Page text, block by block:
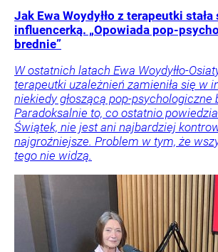
Jak Ewa Woydyłło z terapeutki stała
influencerką. „Opowiada pop-
brednie”
W ostatnich latach Ewa Woydyłło-
terapeutki uzależnień zamieniła się w
niekiedy głoszącą pop-psychologiczne
Paradoksalnie to, co ostatnio
Świątek, nie jest ani najbardziej
najgroźniejsze. Problem w tym, że
tego nie widzą.